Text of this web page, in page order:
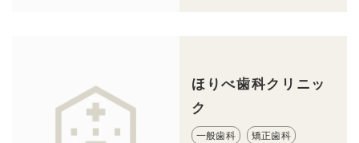
ほりべ歯科クリニッ
ク
一般歯科 矯正歯科